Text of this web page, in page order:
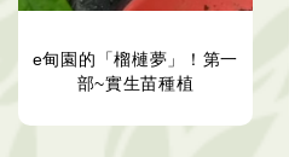
e甸園的「榴槤夢」！第一
部~實生苗種植